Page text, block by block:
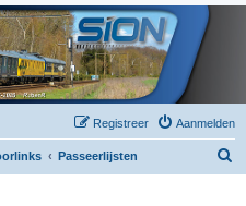
Aanmelden
Registreer
Passeerlijsten